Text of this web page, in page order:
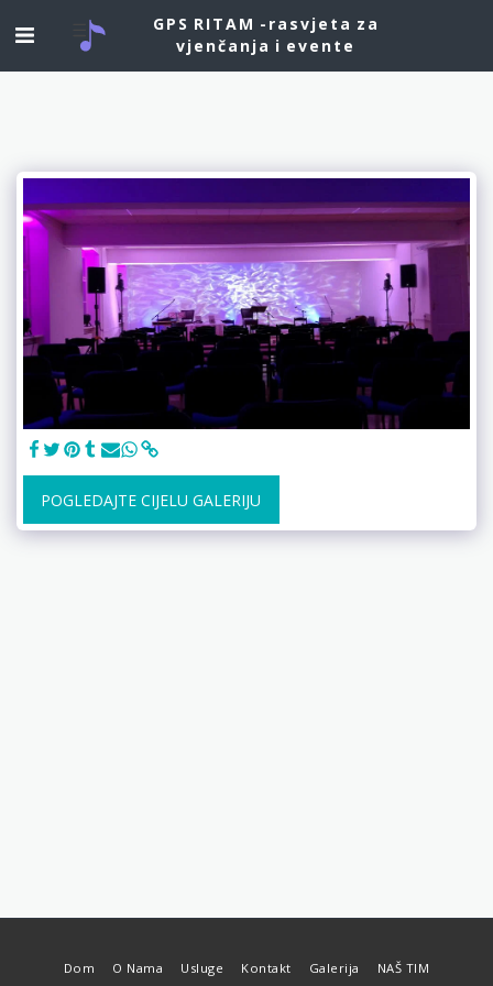
GPS RITAM -rasvjeta za
vjenčanja i evente
POGLEDAJTE CIJELU GALERIJU
Dom O Nama Usluge Kontakt Galerija NAŠ TIM